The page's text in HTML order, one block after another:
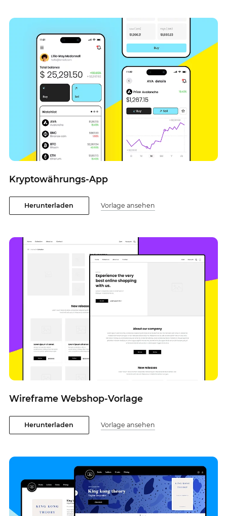
Kryptowährungs-App
Herunterladen Vorlage ansehen
Wireframe Webshop-Vorlage
Herunterladen Vorlage ansehen